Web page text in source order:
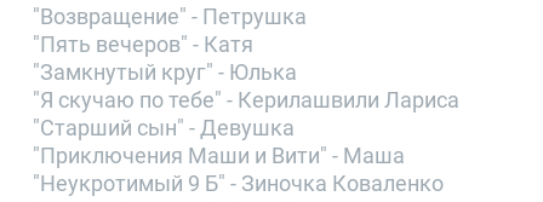
"Возвращение" - Петрушка
"Пять вечеров" - Катя
"Замкнутый круг" - Юлька
"Я скучаю по тебе" - Керилашвили Лариса
"Старший сын" - Девушка
"Приключения Маши и Вити" - Маша
"Неукротимый 9 Б" - Зиночка Коваленко